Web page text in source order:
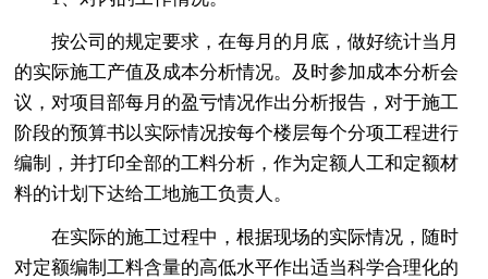
按公司的规定要求，在每月的月底，做好统计当月
的实际施工产值及成本分析情况。及时参加成本分析会
议，对项目部每月的盈亏情况作出分析报告，对于施工
阶段的预算书以实际情况按每个楼层每个分项工程进行
编制，并打印全部的工料分析，作为定额人工和定额材
料的计划下达给工地施工负责人。
在实际的施工过程中，根据现场的实际情况，随时
对定额编制工料含量的高低水平作出适当科学合理化的